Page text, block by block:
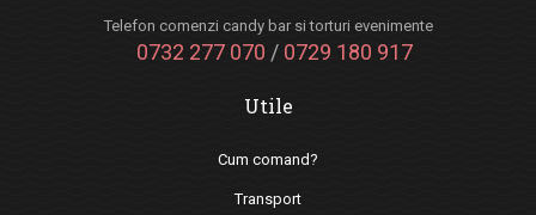
Telefon comenzi candy bar si torturi evenimente
0732 277 070 / 0729 180 917
Utile
Cum comand?
Transport